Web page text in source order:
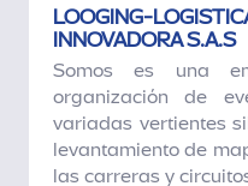
LOOGING-
INNOVADORA S.A.S
Somos es una
organización de
variadas vertientes
levantamiento de
las carreras y